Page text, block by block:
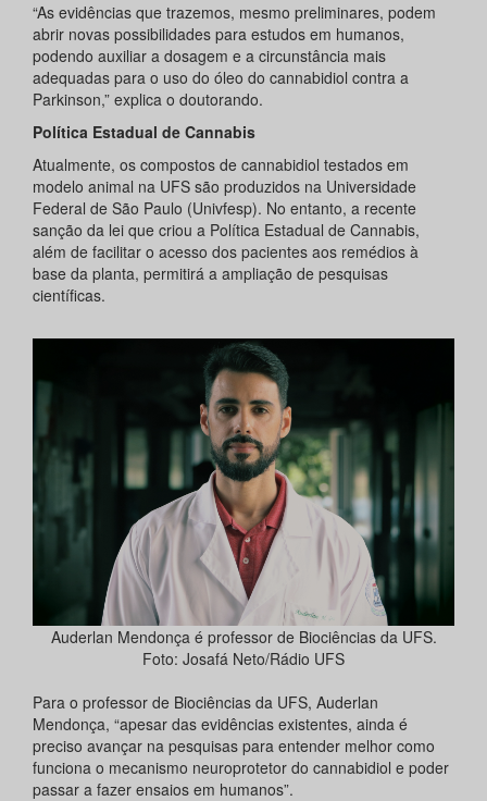
“As evidências que trazemos, mesmo preliminares, podem
abrir novas possibilidades para estudos em humanos,
podendo auxiliar a dosagem e a circunstância mais
adequadas para o uso do óleo do cannabidiol contra a
Parkinson,” explica o doutorando.
Política Estadual de Cannabis
Atualmente, os compostos de cannabidiol testados em
modelo animal na UFS são produzidos na Universidade
Federal de São Paulo (Univfesp). No entanto, a recente
sanção da lei que criou a Política Estadual de Cannabis,
além de facilitar o acesso dos pacientes aos remédios à
base da planta, permitirá a ampliação de pesquisas
científicas.
Auderlan Mendonça é professor de Biociências da UFS.
Foto: Josafá Neto/Rádio UFS
Para o professor de Biociências da UFS, Auderlan
Mendonça, “apesar das evidências existentes, ainda é
preciso avançar na pesquisas para entender melhor como
funciona o mecanismo neuroprotetor do cannabidiol e poder
passar a fazer ensaios em humanos”.